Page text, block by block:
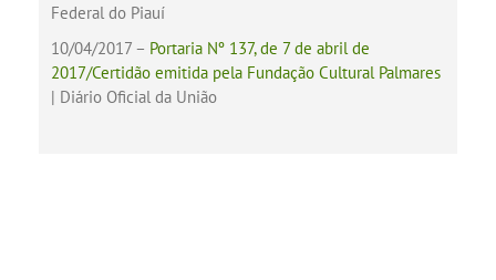
Federal do Piauí
10/04/2017 – Portaria Nº 137, de 7 de abril de
2017/Certidão emitida pela Fundação Cultural Palmares
| Diário Oficial da União